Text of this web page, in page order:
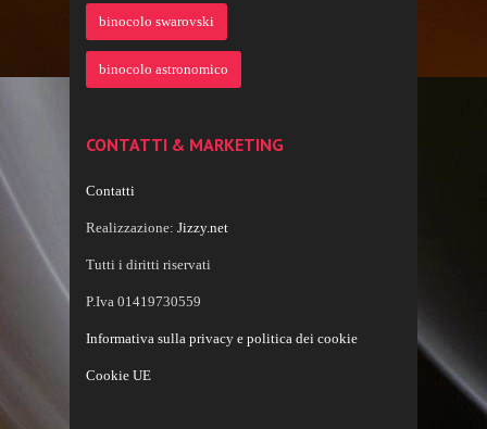
binocolo swarovski
binocolo astronomico
CONTATTI & MARKETING
Contatti
Realizzazione: Jizzy.net
Tutti i diritti riservati
P.Iva 01419730559
Informativa sulla privacy e politica dei cookie
Cookie UE